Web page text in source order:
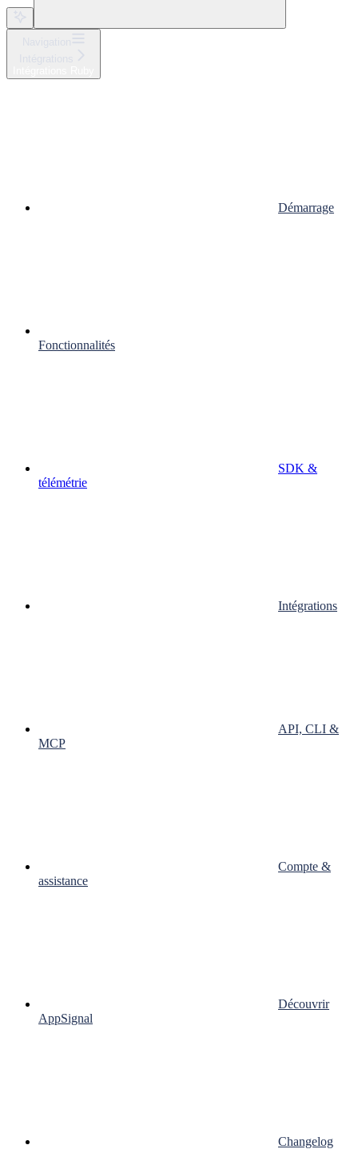
Démarrage
Fonctionnalités
SDK &
télémétrie
Intégrations
API, CLI &
MCP
Compte &
assistance
Découvrir
AppSignal
Changelog